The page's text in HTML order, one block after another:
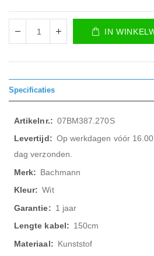
IN
Specificaties
Meer
informatie
07BM387.270S
Op werkdagen vóór
dag verzonden.
Bachmann
Wit
1 jaar
150cm
Kunststof